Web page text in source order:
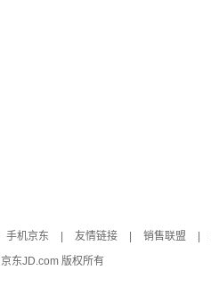
手机京东 友情链接 销售联盟
京东JD.com 版权所有